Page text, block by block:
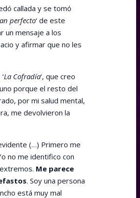
callada y se tomó
perfecto‘ de este
un mensaje a los
y afirmar que no les
La Cofradía‘, que creo
porque el resto del
por mi salud mental,
me devolvieron la
(…) Primero me
no me identifico con
Me parece
. Soy una persona
está muy mal